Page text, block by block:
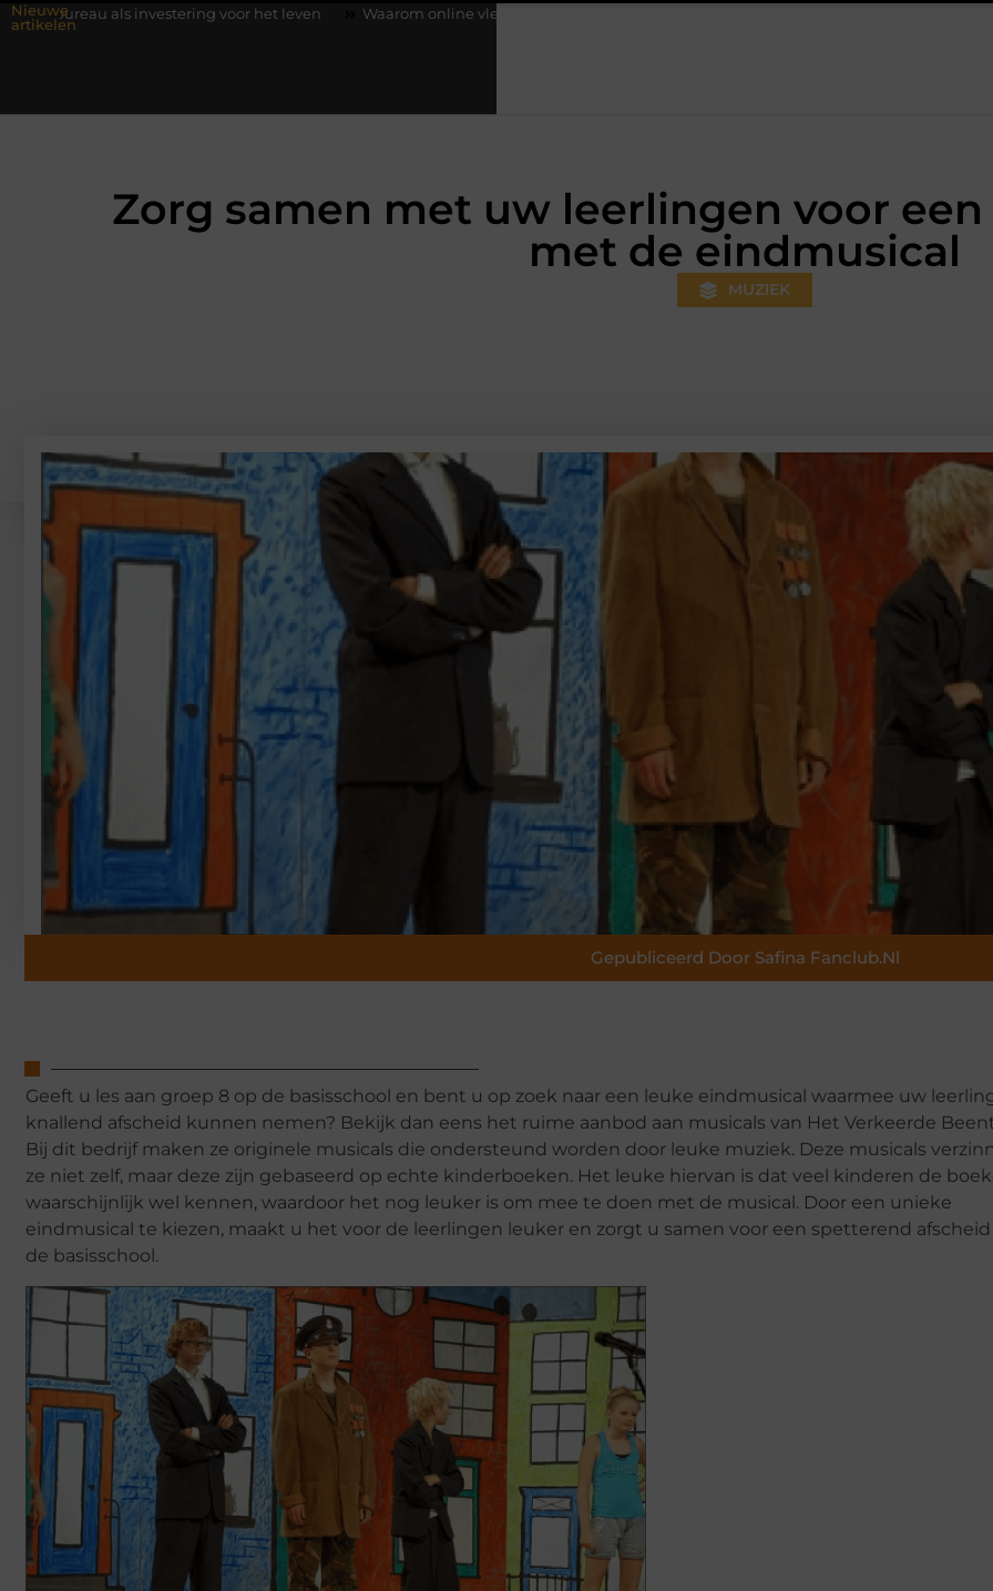
Nieuwe
artikelen
voor het leven Waarom online vlees bestellen steeds gewoner wordt
Zorg samen met uw leerlingen voor
met de eindmusical
MUZIEK
Gepubliceerd Door Safina Fanclub.nl
Geeft u les aan groep 8 op de basisschool en bent u op zoek naar een leuke eindmusical waarmee uw
knallend afscheid kunnen nemen? Bekijk dan eens het ruime aanbod aan musicals van Het Verkeerde
Bij dit bedrijf maken ze originele musicals die ondersteund worden door leuke muziek. Deze musicals
ze niet zelf, maar deze zijn gebaseerd op echte kinderboeken. Het leuke hiervan is dat veel kinderen de
waarschijnlijk wel kennen, waardoor het nog leuker is om mee te doen met de musical. Door een unieke
eindmusical te kiezen, maakt u het voor de leerlingen leuker en zorgt u samen voor een spetterend
de basisschool.